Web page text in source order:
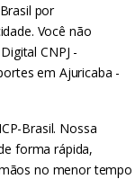
por
Você não
CNPJ -
em Ajuricaba -
Brasil. Nossa
forma rápida,
no menor tempo